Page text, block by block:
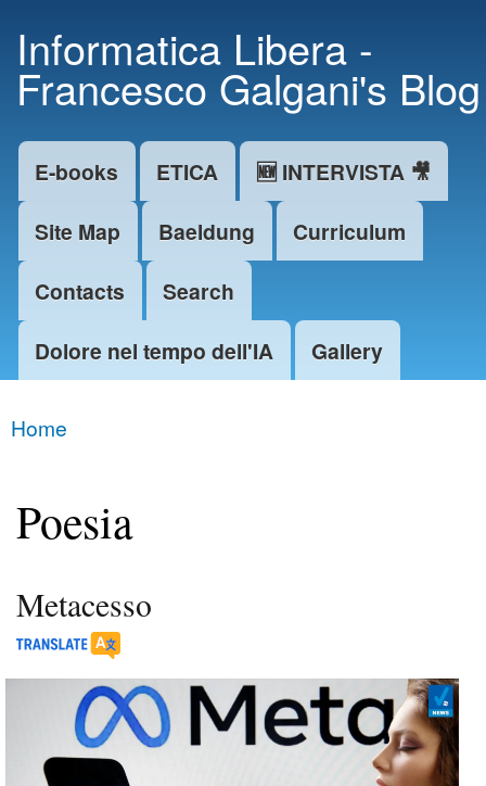
main
content
Informatica Libera -
Francesco Galgani's Blog
Main menu
E-books ETICA
🆕 INTERVISTA 🎥
Site Map
Baeldung
Curriculum
Contacts
Search
Dolore nel tempo dell'IA
Gallery
You are here
Home
Poesia
Metacesso